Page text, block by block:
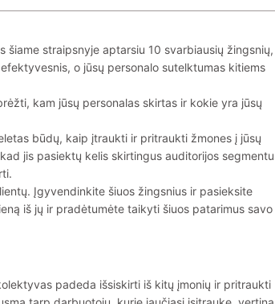
straipsnyje aptarsiu 10 svarbiausių žingsnių,
o jūsų personalo sutelktumas kitiems
kam jūsų personalas skirtas ir kokie yra jūsų
būdų, kaip įtraukti ir pritraukti žmones į jūsų
jis pasiektų kelis skirtingus auditorijos
Įgyvendinkite šiuos žingsnius ir pasieksite
iš jų ir pradėtumėte taikyti šiuos patarimus savo
padeda išsiskirti iš kitų įmonių ir pritraukti